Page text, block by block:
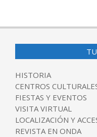
HISTORIA
CENTROS
FIESTAS Y EVENTOS
VISITA VIRTUAL
LOCALIZACIÓN Y
REVISTA EN ONDA